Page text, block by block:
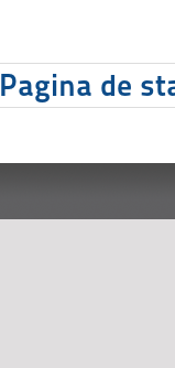
Pagina de